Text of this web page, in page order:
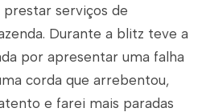
serviços de
Durante a blitz teve a
por apresentar uma falha
corda que arrebentou,
e farei mais paradas